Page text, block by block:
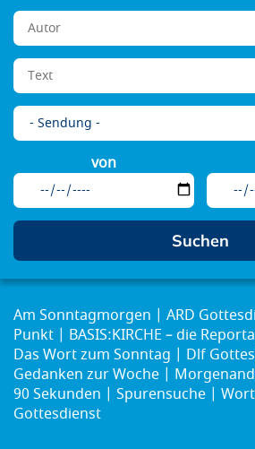
von
Am Sonntagmorgen ARD
Punkt
BASIS:KIRCHE – die
Das Wort zum Sonntag
Dlf
Gedanken zur Woche
90 Sekunden
Spurensuche
Gottesdienst